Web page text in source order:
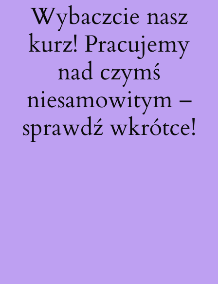
Wybaczcie nasz
kurz! Pracujemy
nad czymś
niesamowitym –
sprawdź wkrótce!